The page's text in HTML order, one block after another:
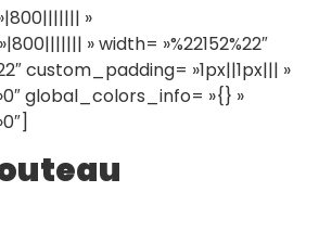
»
» width= »%22152%22″
custom_padding= »1px||1px||| »
global_colors_info= »{} »